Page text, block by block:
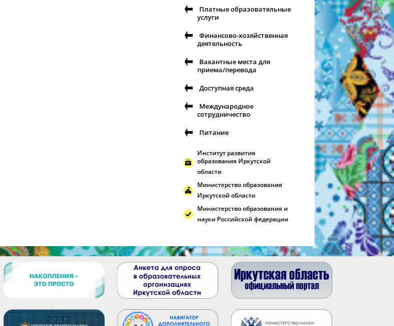
Платные образовательные
услуги
Финансово-хозяйственная
деятельность
Вакантные места для
приема/перевода
Доступная среда
Международное
сотрудничество
Питание
Институт развития
образования Иркутской
области
Министерство образования
Иркутской области
Министерство образования и
науки Российской федерации